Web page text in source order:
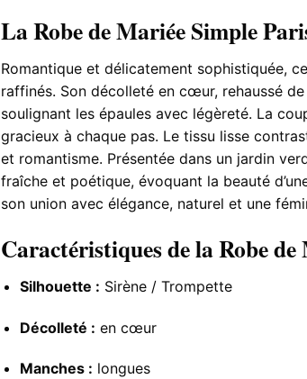
La Robe de Mariée Simple
Romantique et délicatement sophistiquée,
raffinés. Son décolleté en cœur, rehaussé
soulignant les épaules avec légèreté. La
gracieux à chaque pas. Le tissu lisse
et romantisme. Présentée dans un jardin
fraîche et poétique, évoquant la beauté
son union avec élégance, naturel et une
Caractéristiques de la Robe
Silhouette : Sirène / Trompette
Décolleté : en cœur
Manches : longues